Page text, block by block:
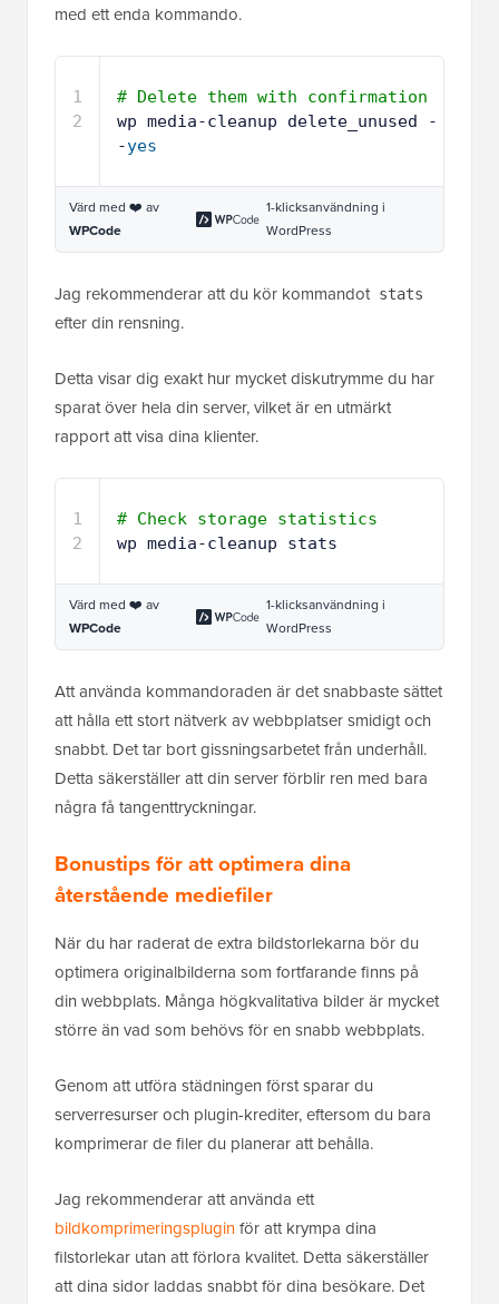
med ett enda kommando.
1
2
# Delete them with confirmation
wp media-cleanup delete_unused -
-yes
Värd med ❤️ av
WPCode
1-klicksanvändning i
WordPress
Jag rekommenderar att du kör kommandot stats
efter din rensning.
Detta visar dig exakt hur mycket diskutrymme du har
sparat över hela din server, vilket är en utmärkt
rapport att visa dina klienter.
1
2
# Check storage statistics
wp media-cleanup stats
Värd med ❤️ av
WPCode
1-klicksanvändning i
WordPress
Att använda kommandoraden är det snabbaste sättet
att hålla ett stort nätverk av webbplatser smidigt och
snabbt. Det tar bort gissningsarbetet från underhåll.
Detta säkerställer att din server förblir ren med bara
några få tangenttryckningar.
Bonustips för att optimera dina
återstående mediefiler
När du har raderat de extra bildstorlekarna bör du
optimera originalbilderna som fortfarande finns på
din webbplats. Många högkvalitativa bilder är mycket
större än vad som behövs för en snabb webbplats.
Genom att utföra städningen först sparar du
serverresurser och plugin-krediter, eftersom du bara
komprimerar de filer du planerar att behålla.
Jag rekommenderar att använda ett
bildkomprimeringspluginför att krympa dina
filstorlekar utan att förlora kvalitet. Detta säkerställer
att dina sidor laddas snabbt för dina besökare. Det